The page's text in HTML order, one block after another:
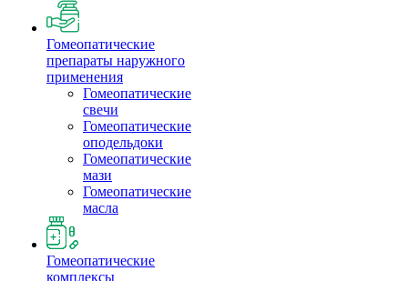
Гомеопатические
препараты наружного
применения
Гомеопатические
свечи
Гомеопатические
оподельдоки
Гомеопатические
мази
Гомеопатические
масла
Гомеопатические
комплексы